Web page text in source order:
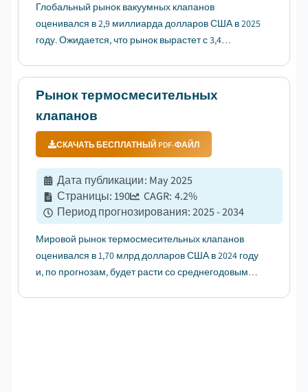
Глобальный рынок вакуумных клапанов
оценивался в 2,9 миллиарда долларов США в 2025
году. Ожидается, что рынок вырастет с 3,4
среднегодовом темпе роста (CAGR) 10,2%....
Рынок термосмесительных
клапанов
СКАЧАТЬ БЕСПЛАТНЫЙ PDF-ФАЙЛ
Дата публикации: May 2025
Страницы:190 CAGR: 4.2%
Период прогнозирования:2025 - 2034
Мировой рынок термосмесительных клапанов
оценивался в 1,70 млрд долларов США в 2024 году
и, по прогнозам, будет расти со среднегодовым